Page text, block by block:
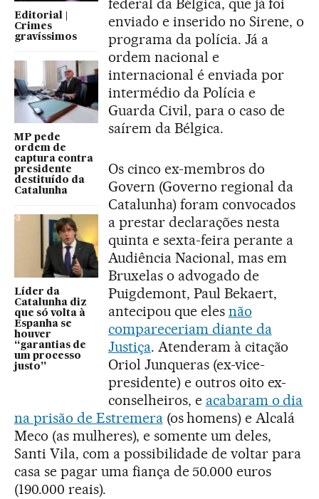
Editorial |
Crimes
gravíssimos
MP pede
ordem de
captura contra
presidente
destituído da
Catalunha
Líder da
Catalunha diz
que só volta à
Espanha se
houver
“garantias de
um processo
justo”
federal da Bélgica, que já foi
enviado e inserido no Sirene, o
programa da polícia. Já a
ordem nacional e
internacional é enviada por
intermédio da Polícia e
Guarda Civil, para o caso de
saírem da Bélgica.
Os cinco ex-membros do
Govern (Governo regional da
Catalunha) foram convocados
a prestar declarações nesta
quinta e sexta-feira perante a
Audiência Nacional, mas em
Bruxelas o advogado de
Puigdemont, Paul Bekaert,
antecipou que eles não
compareceriam diante da
Justiça. Atenderam à citação
Oriol Junqueras (ex-vice-
presidente) e outros oito ex-
conselheiros, e acabaram o dia
na prisão de Estremera(os homens) e Alcalá
Meco (as mulheres), e somente um deles,
Santi Vila, com a possibilidade de voltar para
casa se pagar uma fiança de 50.000 euros
(190.000 reais).